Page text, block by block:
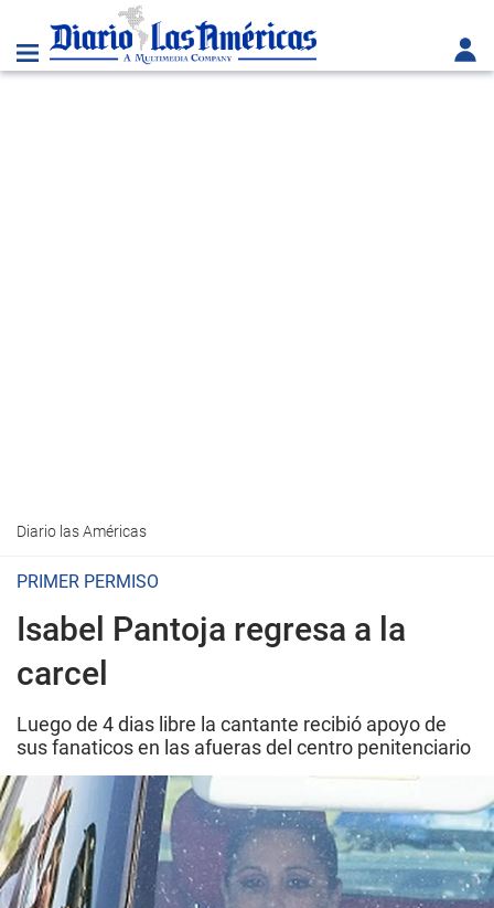
Diario las Américas
PRIMER PERMISO
Isabel Pantoja regresa a la
carcel
Luego de 4 dias libre la cantante recibió apoyo de
sus fanaticos en las afueras del centro penitenciario